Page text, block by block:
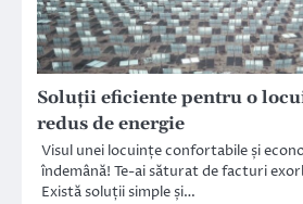
Soluții eficiente pentru o
redus de energie
Visul unei locuințe confortabile și
îndemână! Te-ai săturat de facturi
Există soluții simple și…